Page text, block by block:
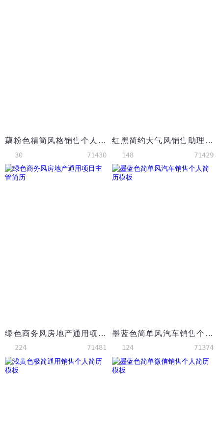
藕粉色精简风格销售个人简历模板
30 71430
红黑简约大气风销售助理求职简历模板
148 71429
绿色商务风房地产通用项目主管简历
224 71481
墨蓝色简单风汽车销售个人简历模板
124 71374